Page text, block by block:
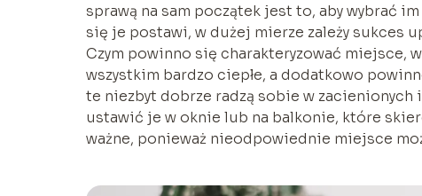
sprawą na sam początek jest to, aby wybrać
się je postawi, w dużej mierze zależy sukces
Czym powinno się charakteryzować miejsce,
wszystkim bardzo ciepłe, a dodatkowo
te niezbyt dobrze radzą sobie w
ustawić je w oknie lub na balkonie, które
ważne, ponieważ nieodpowiednie miejsce